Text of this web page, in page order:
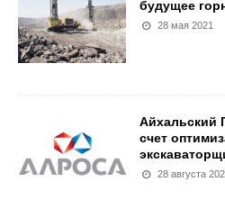
будущее
28 мая 2021
Айхальский
счет
28 августа